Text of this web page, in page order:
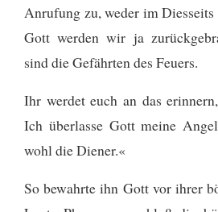
Anrufung zu, weder im
Gott werden wir ja
sind die Gefährten des Feuers.
Ihr werdet euch an das
Ich überlasse Gott meine
wohl die Diener.«
So bewahrte ihn Gott vor ihrer